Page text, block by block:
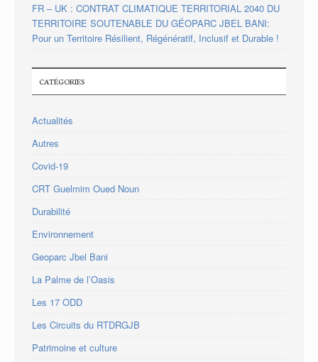
FR – UK : CONTRAT CLIMATIQUE TERRITORIAL 2040 DU
TERRITOIRE SOUTENABLE DU GÉOPARC JBEL BANI:
Pour un Territoire Résilient, Régénératif, Inclusif et Durable !
CATÉGORIES
Actualités
Autres
Covid-19
CRT Guelmim Oued Noun
Durabilité
Environnement
Geoparc Jbel Bani
La Palme de l’Oasis
Les 17 ODD
Les Circuits du RTDRGJB
Patrimoine et culture